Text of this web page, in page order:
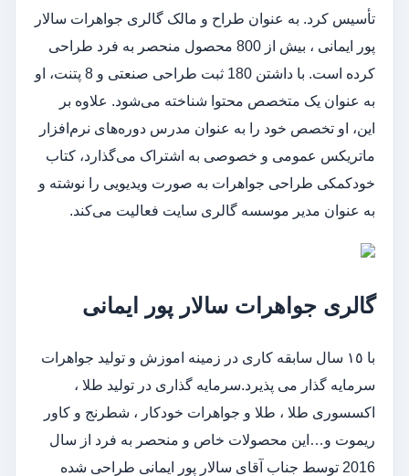
تأسیس کرد. به عنوان طراح و مالک گالری جواهرات سالار
پور ایمانی ، بیش از 800 محصول منحصر به فرد طراحی
کرده است. با داشتن 180 ثبت طراحی صنعتی و 8 پتنت، او
به عنوان یک متخصص محتوا شناخته می‌شود. علاوه بر
این، او تخصص خود را به عنوان مدرس دوره‌های نرم‌افزار
ماتریکس عمومی و خصوصی به اشتراک می‌گذارد، کتاب
خودکمکی طراحی جواهرات به صورت ویدیویی را نوشته و
به عنوان مدیر موسسه گالری سایت فعالیت می‌کند.
گالرى جواهرات سالار پور ایمانى
با ١٥ سال سابقه کارى در زمینه اموزش و تولید جواهرات
سرمایه گذار می پذیرد.سرمایه گذارى در تولید طلا ،
اکسسوری طلا ، طلا و جواهرات خودکار ، شطرنج و کاور
ریموت و…این محصولات خاص و منحصر به فرد از سال
2016 توسط جناب آقای سالار پور ایمانی طراحی شده